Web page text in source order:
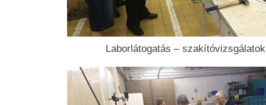
Laborlátogatás – szakítóvizsgálatok